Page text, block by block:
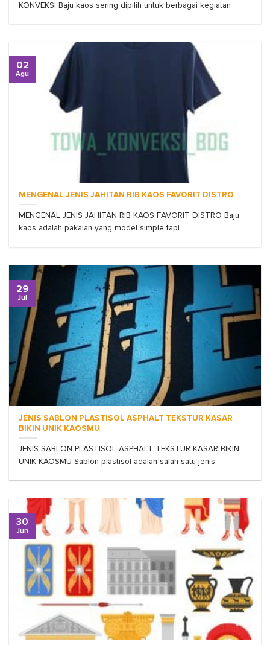
KONVEKSI Baju kaos sering dipilih untuk berbagai kegiatan
MENGENAL JENIS JAHITAN RIB KAOS FAVORIT DISTRO
MENGENAL JENIS JAHITAN RIB KAOS FAVORIT DISTRO Baju
kaos adalah pakaian yang model simple tapi
02
Agu
JENIS SABLON PLASTISOL ASPHALT TEKSTUR KASAR
BIKIN UNIK KAOSMU
JENIS SABLON PLASTISOL ASPHALT TEKSTUR KASAR BIKIN
UNIK KAOSMU Sablon plastisol adalah salah satu jenis
29
Jul
30
Jun